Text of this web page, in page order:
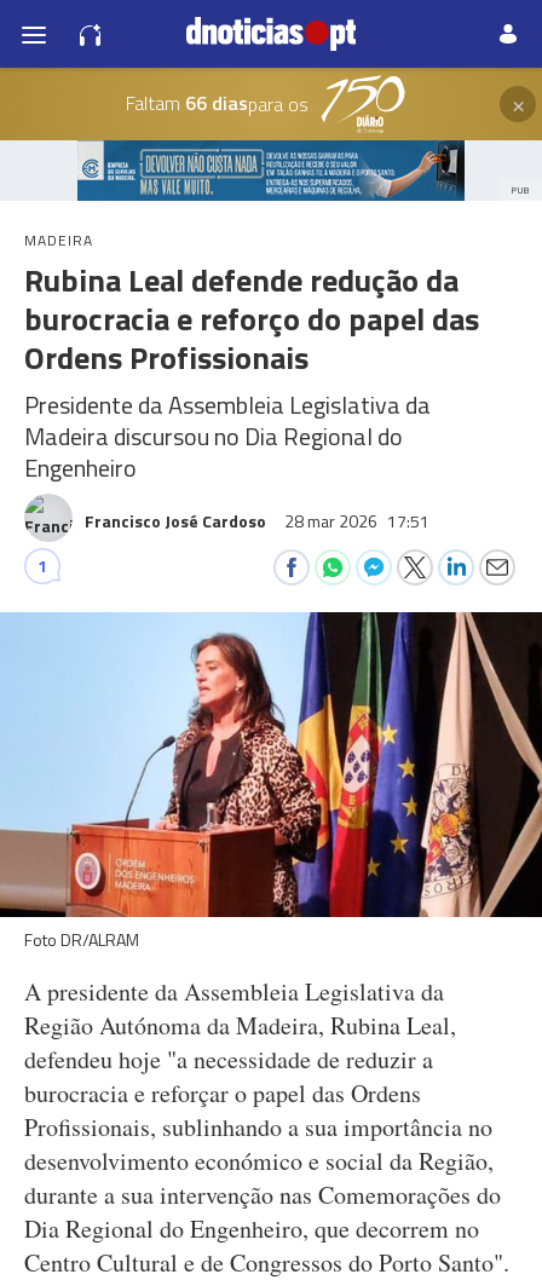
Faltam 66 diaspara os ×
PUB
MADEIRA
Rubina Leal defende redução da
burocracia e reforço do papel das
Ordens Profissionais
Presidente da Assembleia Legislativa da
Madeira discursou no Dia Regional do
Engenheiro
Francisco José Cardoso 28 mar 2026 17:51
1
Foto DR/ALRAM
A presidente da Assembleia Legislativa da
Região Autónoma da Madeira, Rubina Leal,
defendeu hoje "a necessidade de reduzir a
burocracia e reforçar o papel das Ordens
Profissionais, sublinhando a sua importância no
desenvolvimento económico e social da Região,
durante a sua intervenção nas Comemorações do
Dia Regional do Engenheiro, que decorrem no
Centro Cultural e de Congressos do Porto Santo".